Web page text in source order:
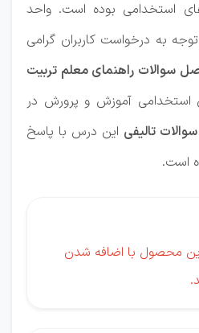
استخدامی بوده است. واحد
به درخواست کاربران گرامی
سوالات راهنمای معلم تربیت
استخدامی آموزش و پرورش در
سوالات تالیفی این درس با پاسخ
است.
این محصول با اضافه شدن